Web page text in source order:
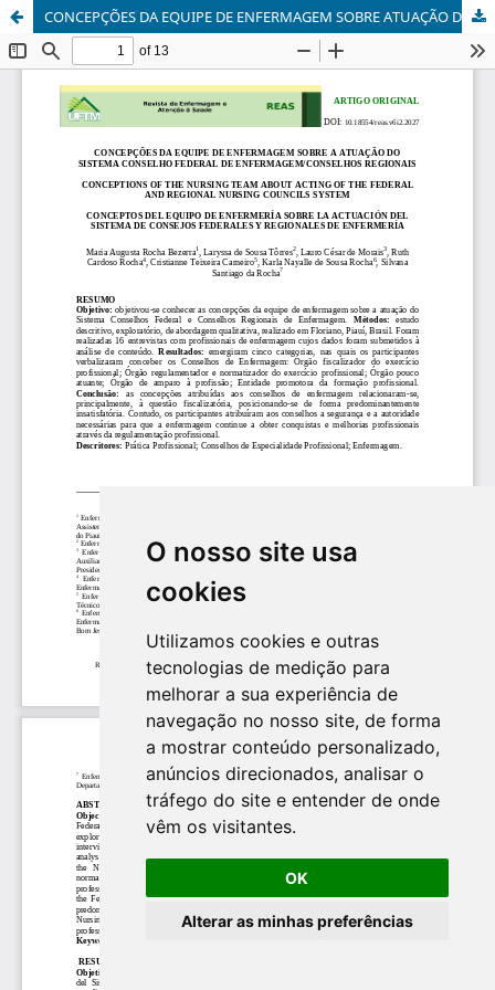
O nosso site usa
cookies
Utilizamos cookies e outras
tecnologias de medição para
melhorar a sua experiência de
navegação no nosso site, de forma
a mostrar conteúdo personalizado,
anúncios direcionados, analisar o
tráfego do site e entender de onde
vêm os visitantes.
OK
Alterar as minhas preferências
CONCEPÇÕES DA EQUIPE DE ENFERMAGEM SOBRE ATUAÇÃO DO SISTEMA CONSELHO FEDERAL DE ENFERMAGEM/CONSELHOS REGIONAIS